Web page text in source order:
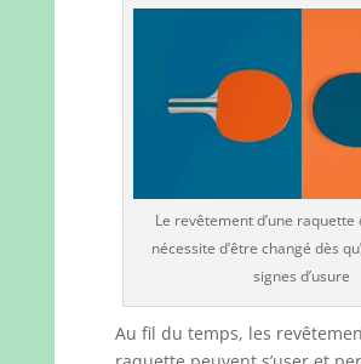
Le revêtement d’une
nécessite d’être changé dès
signes d’usure
Au fil du temps, les